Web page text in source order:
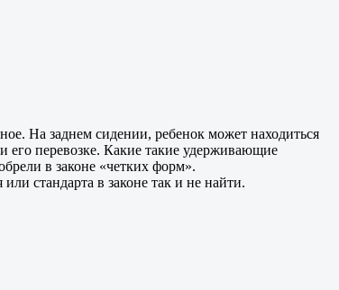
На заднем сидении, ребенок может находиться
его перевозке. Какие такие удерживающие
в законе «четких форм».
стандарта в законе так и не найти.